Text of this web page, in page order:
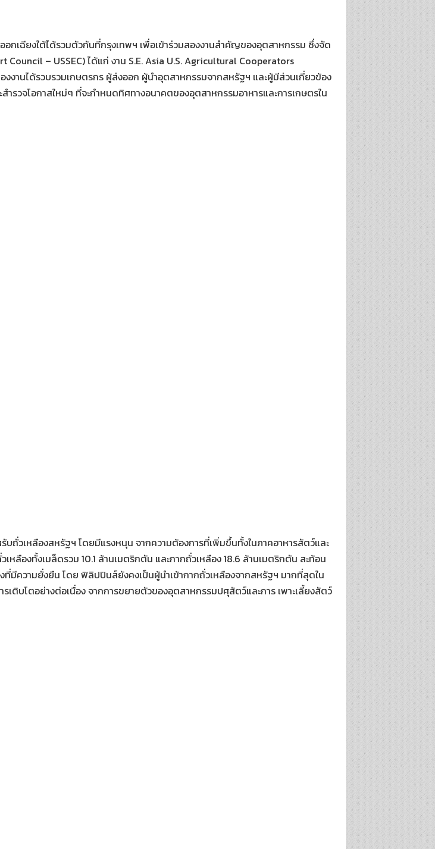
อกเฉียงใต้ได้รวมตัวกันที่กรุงเทพฯ เพื่อเข้าร่วมสองงานสำคัญของอุตสาหกรรม ซึ่งจัด
– USSEC) ได้แก่ งาน S.E. Asia U.S. Agricultural Cooperators
งานได้รวบรวมเกษตรกร ผู้ส่งออก ผู้นำอุตสาหกรรมจากสหรัฐฯ และผู้มีส่วนเกี่ยวข้อง
รวจโอกาสใหม่ๆ ที่จะกำหนดทิศทางอนาคตของอุตสาหกรรมอาหารและการเกษตรใน
ถั่วเหลืองสหรัฐฯ โดยมีแรงหนุน จากความต้องการที่เพิ่มขึ้นทั้งในภาคอาหารสัตว์และ
หลืองทั้งเมล็ดรวม 10.1 ล้านเมตริกตัน และกากถั่วเหลือง 18.6 ล้านเมตริกตัน สะท้อน
ความยั่งยืน โดย ฟิลิปปินส์ยังคงเป็นผู้นำเข้ากากถั่วเหลืองจากสหรัฐฯ มากที่สุดใน
บโตอย่างต่อเนื่อง จากการขยายตัวของอุตสาหกรรมปศุสัตว์และการ เพาะเลี้ยงสัตว์